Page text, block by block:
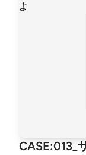
CASE:013_